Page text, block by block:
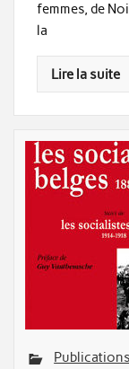
femmes, de
la
Lire la suite
Publications